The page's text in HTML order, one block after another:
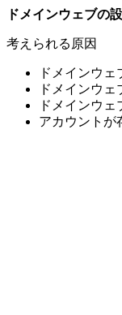
ドメインウェブの
考えられる原因
ドメインウェ
ドメインウ
ドメインウェ
アカウントが